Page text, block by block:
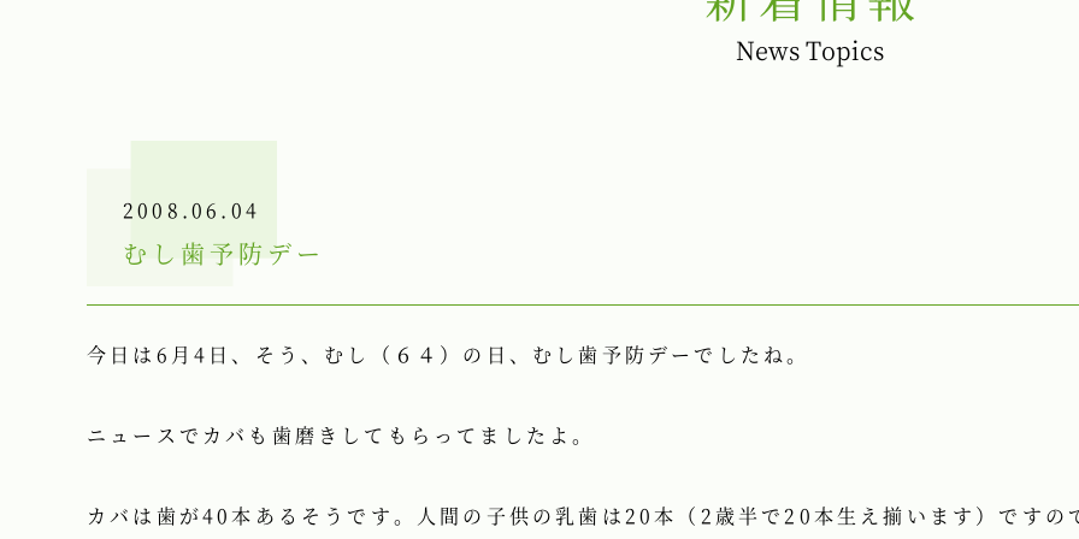
News Topics
2008.06.04
むし歯予防デー
今日は6月4日、そう、むし（６４）の日、むし歯予防デーでしたね。
ニュースでカバも歯磨きしてもらってましたよ。
カバは歯が40本あるそうです。人間の子供の乳歯は20本（2歳半で20本生え揃います）ですの